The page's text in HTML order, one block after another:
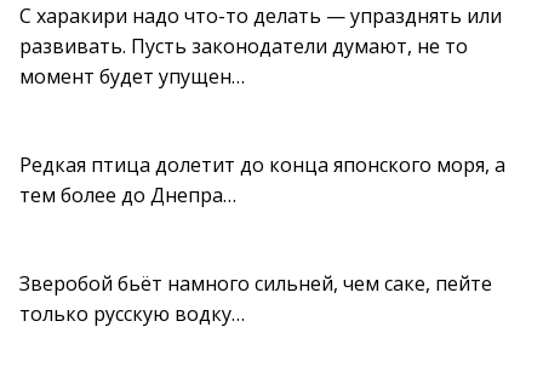
С харакири надо что-то делать — упразднять или
развивать. Пусть законодатели думают, не то
момент будет упущен…
Редкая птица долетит до конца японского моря, а
тем более до Днепра…
Зверобой бьёт намного сильней, чем саке, пейте
только русскую водку…